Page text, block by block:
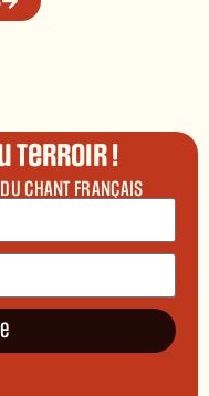
terroir !
CHANT FRANÇAIS